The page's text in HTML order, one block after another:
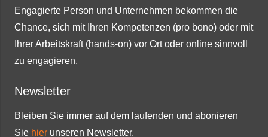
Engagierte Person und Unternehmen bekommen die
Chance, sich mit Ihren Kompetenzen (pro bono) oder mit
Ihrer Arbeitskraft (hands-on) vor Ort oder online sinnvoll
zu engagieren.
Newsletter
Bleiben Sie immer auf dem laufenden und abonieren
Sie hier unseren Newsletter.